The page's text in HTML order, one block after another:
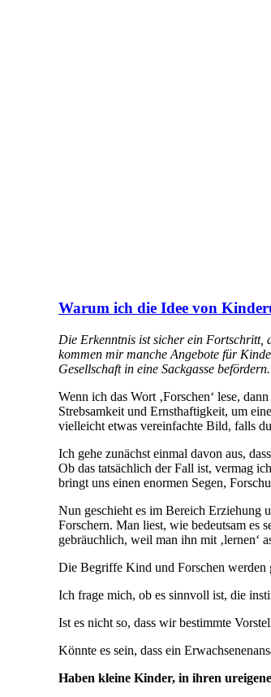
Warum ich die Idee von
Die Erkenntnis ist sicher ein Fortschritt,
kommen mir manche Angebote für
Gesellschaft in eine Sackgasse befördern.
Wenn ich das Wort ‚Forschen‘ lese,
Strebsamkeit und Ernsthaftigkeit, um
vielleicht etwas vereinfachte Bild, falls
Ich gehe zunächst einmal davon aus,
Ob das tatsächlich der Fall ist, vermag
bringt uns einen enormen Segen,
Nun geschieht es im Bereich Erziehung
Forschern. Man liest, wie bedeutsam es
gebräuchlich, weil man ihn mit ‚lernen‘
Die Begriffe Kind und Forschen werden
Ich frage mich, ob es sinnvoll ist, die
Ist es nicht so, dass wir bestimmte
Könnte es sein, dass ein
Haben kleine Kinder, in ihren